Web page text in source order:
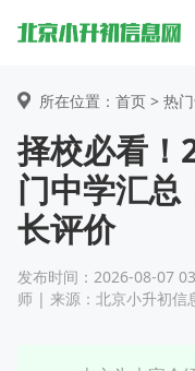
所在位置：首页 > 热
择校必看！
门中学汇总
长评价
发布时间：2026-08-07
师 | 来源：北京小升初信